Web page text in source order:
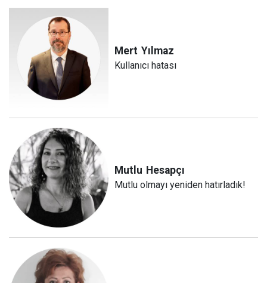
Mert Yılmaz
Kullanıcı hatası
Mutlu Hesapçı
Mutlu olmayı yeniden hatırladık!